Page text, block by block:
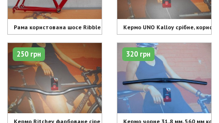
Рама користована шосе Ribble 700 С - 2400 грнКермо UNO Kalloy срібне,
Кермо Ritchey фарбоване сіре 590 мм - 250 грн
250 грн
Кермо чорне 31,8 мм, 560 мм
320 грн